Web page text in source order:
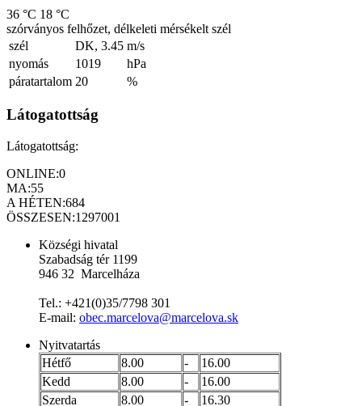
36 °C 18 °C
szórványos felhőzet, délkeleti mérsékelt szél
szél
DK, 3.45 m/s
nyomás
1019
hPa
páratartalom 20 %
Látogatottság
Látogatottság:
ONLINE:0
MA:55
A HÉTEN:684
ÖSSZESEN:1297001
Községi hivatal
Szabadság tér 1199
946 32 Marcelháza
Tel.: +421(0)35/7798 301
E-mail: obec.marcelova@marcelova.sk
Nyitvatartás
Hétfő
8.00 -
16.00
Kedd
8.00 -
16.00
Szerda
8.00 - 16.30